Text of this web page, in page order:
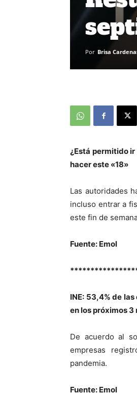
Por Brisa
¿Está permitido ir
hacer este «18»
Las autoridades
incluso entrar a
este fin de
Fuente: Emol
INE: 53,4% de
en los próximos 3
De acuerdo al
empresas
pandemia.
Fuente: Emol